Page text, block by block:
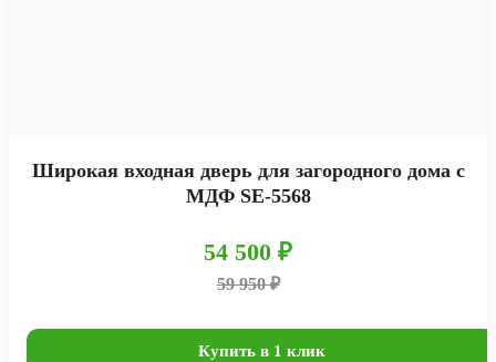
Широкая входная дверь для загородного дома с
МДФ SE-5568
54 500 ₽
59 950 ₽
Купить в 1 клик